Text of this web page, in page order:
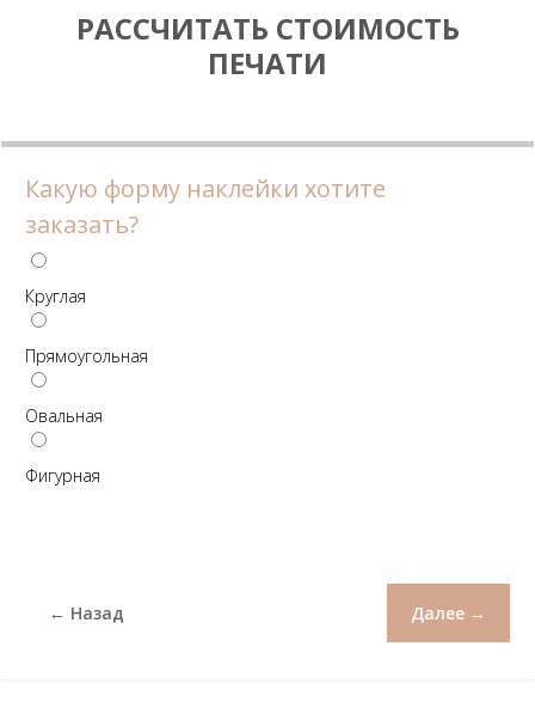
РАССЧИТАТЬ СТОИМОСТЬ
ПЕЧАТИ
Какую форму наклейки хотите
заказать?
Круглая
Прямоугольная
Овальная
Фигурная
← Назад Далее →